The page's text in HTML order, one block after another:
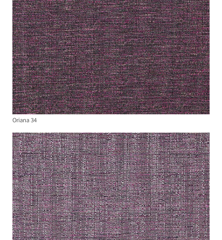
Oriana 34